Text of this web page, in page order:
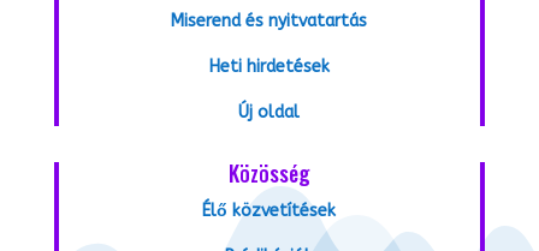
Miserend és nyitvatartás
Heti hirdetések
Új oldal
Közösség
Élő közvetítések